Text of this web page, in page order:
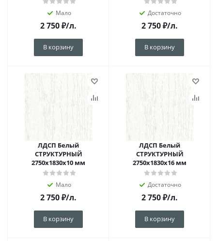
Мало
2 750₽/л.
В корзину
Достаточно
2 750₽/л.
В корзину
ЛДСП Белый
СТРУКТУРНЫЙ
2750х1830х10 мм
Мало
2 750₽/л.
В корзину
ЛДСП Белый
СТРУКТУРНЫЙ
2750х1830х16 мм
Достаточно
2 750₽/л.
В корзину